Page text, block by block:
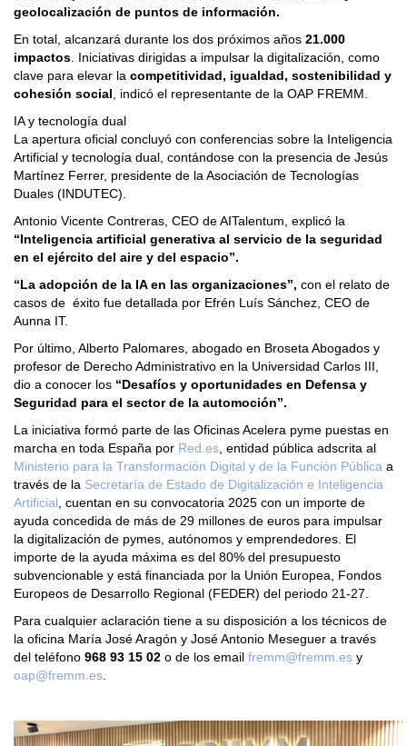
geolocalización de puntos de información.
En total, alcanzará durante los dos próximos años 21.000
impactos. Iniciativas dirigidas a impulsar la digitalización, como
clave para elevar la competitividad, igualdad, sostenibilidad y
cohesión social, indicó el representante de la OAP FREMM.
IA y tecnología dual
La apertura oficial concluyó con conferencias sobre la Inteligencia
Artificial y tecnología dual, contándose con la presencia de Jesús
Martínez Ferrer, presidente de la Asociación de Tecnologías
Duales (INDUTEC).
Antonio Vicente Contreras, CEO de AITalentum, explicó la
“Inteligencia artificial generativa al servicio de la seguridad
en el ejército del aire y del espacio”.
“La adopción de la IA en las organizaciones”, con el relato de
casos de éxito fue detallada por Efrén Luís Sánchez, CEO de
Aunna IT.
Por último, Alberto Palomares, abogado en Broseta Abogados y
profesor de Derecho Administrativo en la Universidad Carlos III,
dio a conocer los “Desafíos y oportunidades en Defensa y
Seguridad para el sector de la automoción”.
La iniciativa formó parte de las Oficinas Acelera pyme puestas en
marcha en toda España por Red.es, entidad pública adscrita al
Ministerio para la Transformación Digital y de la Función Pública a
través de la Secretaría de Estado de Digitalización e Inteligencia
Artificial, cuentan en su convocatoria 2025 con un importe de
ayuda concedida de más de 29 millones de euros para impulsar
la digitalización de pymes, autónomos y emprendedores. El
importe de la ayuda máxima es del 80% del presupuesto
subvencionable y está financiada por la Unión Europea, Fondos
Europeos de Desarrollo Regional (FEDER) del periodo 21-27.
Para cualquier aclaración tiene a su disposición a los técnicos de
la oficina María José Aragón y José Antonio Meseguer a través
del teléfono 968 93 15 02 o de los email fremm@fremm.es y
oap@fremm.es.